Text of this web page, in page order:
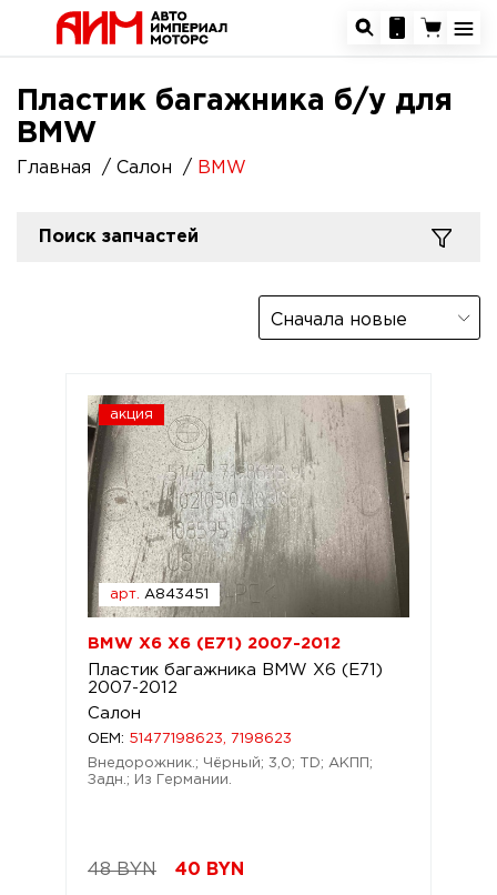
Пластик багажника б/у для
BMW
Главная Салон BMW
Поиск запчастей
Сначала новые
акция
арт. A843451
BMW X6 X6 (E71) 2007-2012
Пластик багажника BMW X6 (E71)
2007-2012
Салон
OEM: 51477198623, 7198623
Внедорожник.; Чёрный; 3,0; TD; АКПП;
Задн.; Из Германии.
48 BYN 40 BYN